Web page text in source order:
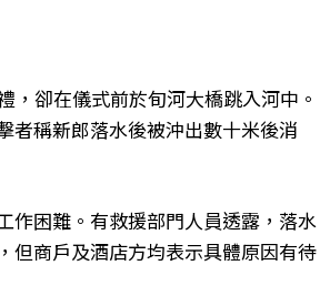
卻在儀式前於旬河大橋跳入河中。
者稱新郎落水後被沖出數十米後消
作困難。有救援部門人員透露，落水
但商戶及酒店方均表示具體原因有待